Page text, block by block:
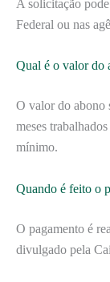
A solicitação
Federal ou nas
Qual é o valor do
O valor do abono
meses
mínimo.
Quando é feito o
O pagamento é
divulgado pela